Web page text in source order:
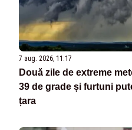
7 aug. 2026, 11:17
Două zile de extreme
39 de grade și furtuni
țara